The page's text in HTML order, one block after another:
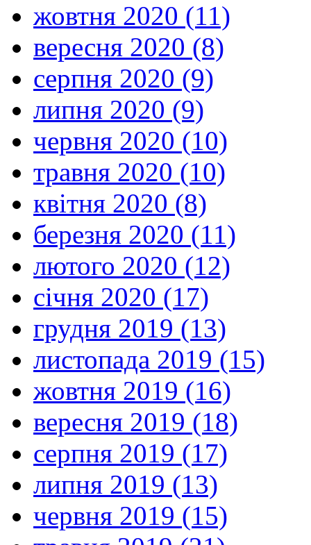
жовтня 2020 (11)
вересня 2020 (8)
серпня 2020 (9)
липня 2020 (9)
червня 2020 (10)
травня 2020 (10)
квітня 2020 (8)
березня 2020 (11)
лютого 2020 (12)
січня 2020 (17)
грудня 2019 (13)
листопада 2019 (15)
жовтня 2019 (16)
вересня 2019 (18)
серпня 2019 (17)
липня 2019 (13)
червня 2019 (15)